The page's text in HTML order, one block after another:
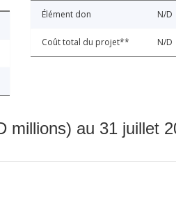
Élément don N/D
Coût total du projet** N/D
millions) au 31 juillet